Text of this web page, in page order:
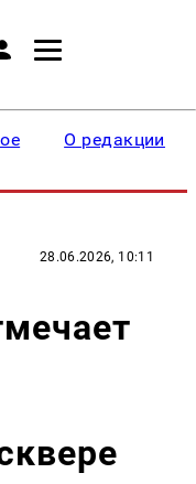
О редакции
28.06.2026, 10:11